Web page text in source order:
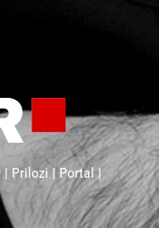
| Prilozi | Portal |